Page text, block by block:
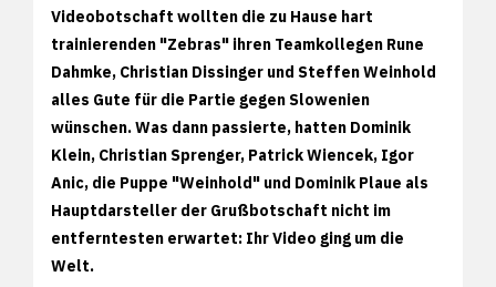
Videobotschaft wollten die zu Hause hart
trainierenden "Zebras" ihren Teamkollegen Rune
Dahmke, Christian Dissinger und Steffen Weinhold
alles Gute für die Partie gegen Slowenien
wünschen. Was dann passierte, hatten Dominik
Klein, Christian Sprenger, Patrick Wiencek, Igor
Anic, die Puppe "Weinhold" und Dominik Plaue als
Hauptdarsteller der Grußbotschaft nicht im
entferntesten erwartet: Ihr Video ging um die
Welt.